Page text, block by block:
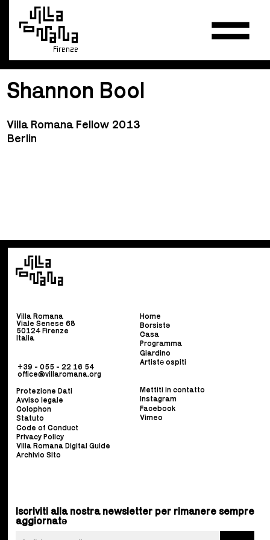
Firenze
Shannon Bool
Villa Romana Fellow 2013
Berlin
Villa Romana
Viale Senese 68
50124 Firenze
Italia
+39 - 055 - 22 16 54
office@villaromana.org
Home
Borsistə
Casa
Programma
Giardino
Artistə ospiti
Protezione Dati
Avviso legale
Colophon
Statuto
Code of Conduct
Privacy Policy
Villa Romana Digital Guide
Archivio Sito
Mettiti in contatto
Instagram
Facebook
Vimeo
Iscriviti alla nostra newsletter per rimanere sempre
aggiornatə